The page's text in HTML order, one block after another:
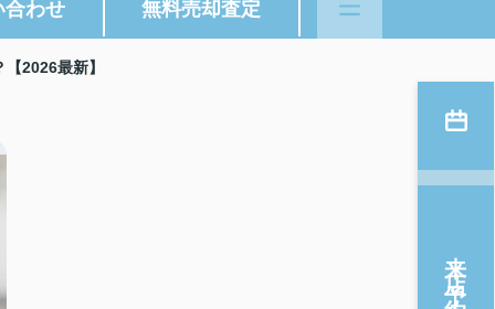
合わせ 無料売却査定
2026最新】
来店予約